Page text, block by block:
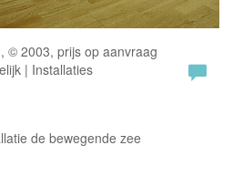
© 2003, prijs op aanvraag
| Installaties
de bewegende zee